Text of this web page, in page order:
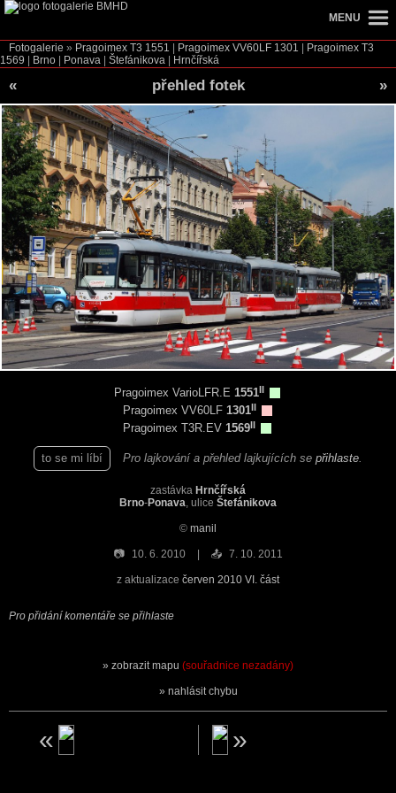
Fotogalerie » Pragoimex T3 1551 Pragoimex VV60LF 1301
Pragoimex T3
1569
Brno Ponava Štefánikova Hrnčířská
« přehled fotek »
Pragoimex VarioLFR.E 1551II
Pragoimex VV60LF 1301II
Pragoimex T3R.EV 1569II
to se mi líbí Pro lajkování a přehled lajkujících se přihlaste.
zastávka Hrnčířská
Brno-Ponava, ulice Štefánikova
© manil
📷 10. 6. 2010 📤 7. 10. 2011
z aktualizace červen 2010 VI. část
Pro přidání komentáře se přihlaste
zobrazit mapu (souřadnice nezadány)
nahlásit chybu
MENU